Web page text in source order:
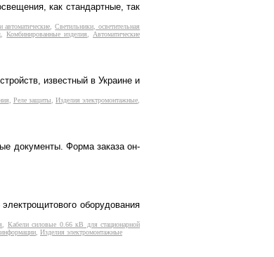
как стандартные, так
,Светильники, осветительная
,Комбинированные изделия
Автоматические
известный в Украине и
Реле защиты ,Изделия электромонтажные
документы. Форма заказа он-
оборудования
, Кабели силовые 0.66 кВ для стационарной
, Изделия электромонтажные